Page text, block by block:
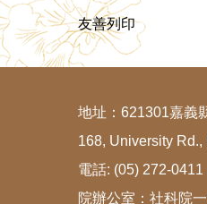
友善列印
地址：621301嘉義
168, University
電話: (05) 272-
院辦公室：社科院